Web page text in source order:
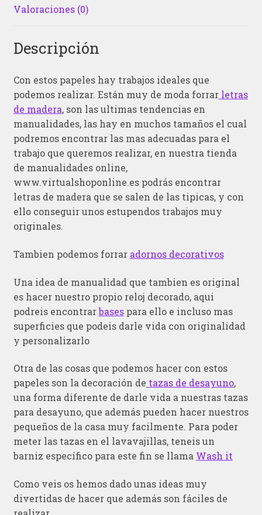
Valoraciones (0)
Descripción
Con estos papeles hay trabajos ideales que
podemos realizar. Están muy de moda forrarletras
de madera, son las ultimas tendencias en
manualidades, las hay en muchos tamaños el cual
podremos encontrar las mas adecuadas para el
trabajo que queremos realizar, en nuestra tienda
de manualidades online,
www.virtualshoponline.es podrás encontrar
letras de madera que se salen de las tipicas, y con
ello conseguir unos estupendos trabajos muy
originales.
Tambien podemos forrar adornos decorativos
Una idea de manualidad que tambien es original
es hacer nuestro propio reloj decorado, aqui
podreis encontrarbasespara ello e incluso mas
superficies que podeis darle vida con originalidad
y personalizarlo
Otra de las cosas que podemos hacer con estos
papeles son la decoración de tazas de desayuno,
una forma diferente de darle vida a nuestras tazas
para desayuno, que además pueden hacer nuestros
pequeños de la casa muy facilmente. Para poder
meter las tazas en el lavavajillas, teneis un
barniz específico para este fin se llama Wash it
Como veis os hemos dado unas ideas muy
divertidas de hacer que además son fáciles de